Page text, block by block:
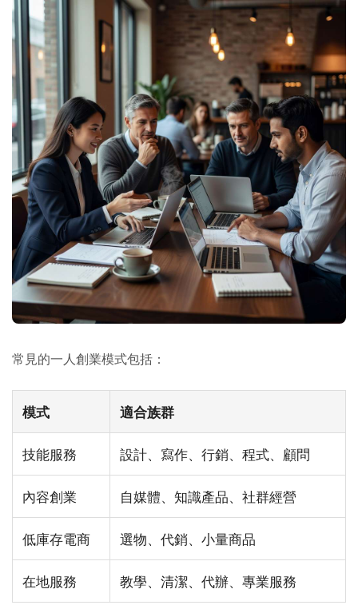
常見的一人創業模式包括：
模式 適合族群
技能服務 設計、寫作、行銷、程式、顧問
內容創業 自媒體、知識產品、社群經營
低庫存電商 選物、代銷、小量商品
在地服務 教學、清潔、代辦、專業服務